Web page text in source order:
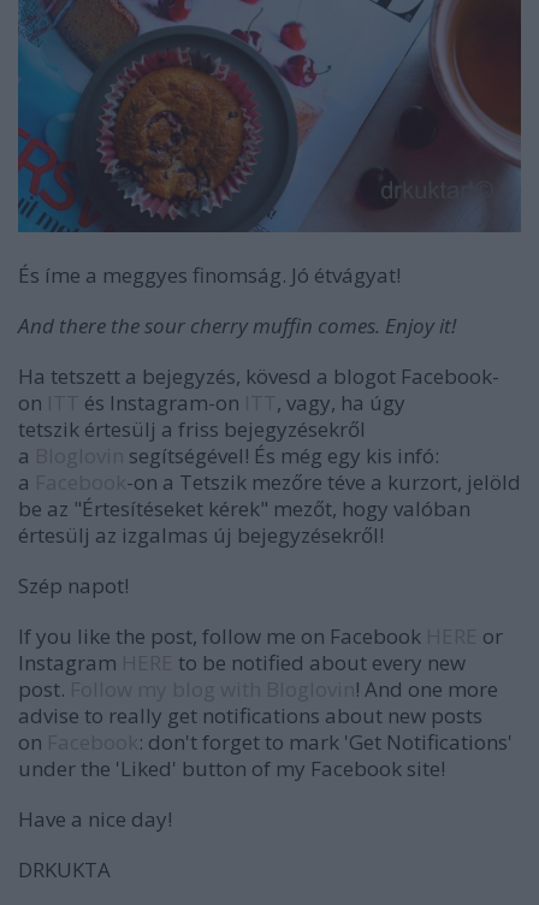
És íme a meggyes finomság. Jó étvágyat!
And there the sour cherry muffin comes. Enjoy it!
Ha tetszett a bejegyzés, kövesd a blogot Facebook-
on
és Instagram-on
, vagy, ha úgy
tetszik értesülj a friss bejegyzésekről
a
segítségével! És még egy kis infó:
a
-on a Tetszik mezőre téve a kurzort, jelöld
be az "Értesítéseket kérek" mezőt, hogy valóban
értesülj az izgalmas új bejegyzésekről!
Szép napot!
If you like the post, follow me on Facebook
or
Instagram
to be notified about every new
post.
! And one more
advise to really get notifications about new posts
on
: don't forget to mark 'Get Notifications'
under the 'Liked' button of my Facebook site!
Have a nice day!
DRKUKTA